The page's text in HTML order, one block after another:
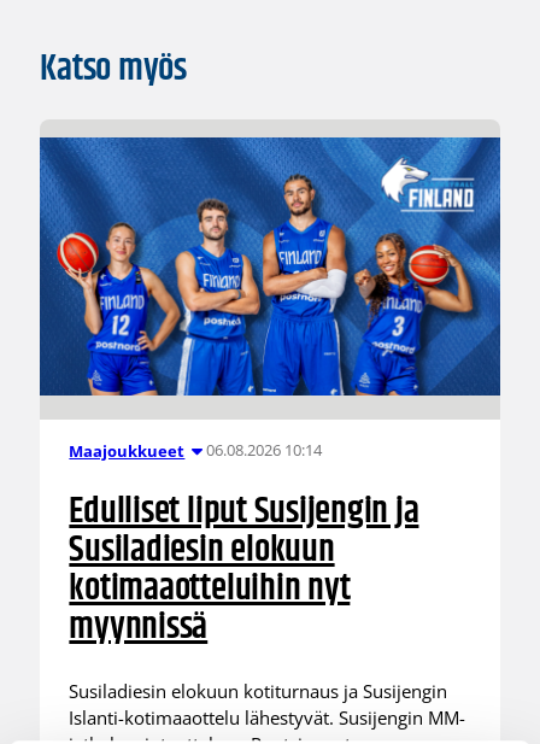
Katso myös
Maajoukkueet 06.08.2026 10:14
Edulliset liput Susijengin ja
Susiladiesin elokuun
kotimaaotteluihin nyt
myynnissä
Susiladiesin elokuun kotiturnaus ja Susijengin
Islanti-kotimaaottelu lähestyvät. Susijengin MM-